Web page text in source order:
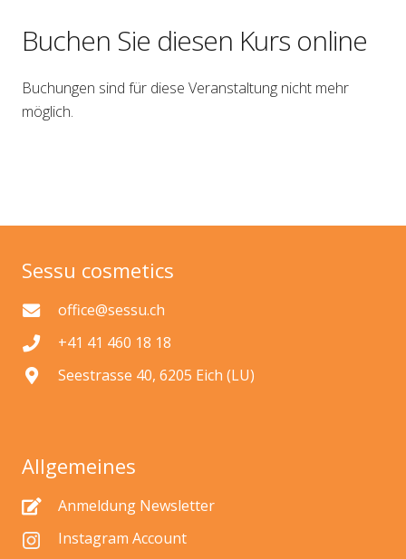
Buchen Sie diesen Kurs online
Buchungen sind für diese Veranstaltung nicht mehr
möglich.
Sessu cosmetics
office@sessu.ch
+41 41 460 18 18
Seestrasse 40, 6205 Eich (LU)
Allgemeines
Anmeldung Newsletter
Instagram Account